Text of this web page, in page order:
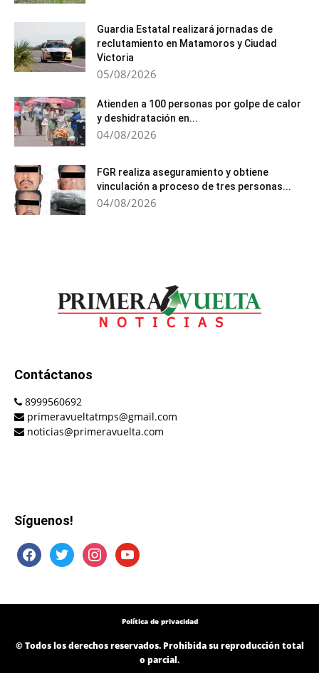
Guardia Estatal realizará jornadas de
reclutamiento en Matamoros y Ciudad
Victoria
05/08/2026
Atienden a 100 personas por golpe de calor
y deshidratación en...
04/08/2026
FGR realiza aseguramiento y obtiene
vinculación a proceso de tres personas...
04/08/2026
Contáctanos
8999560692
primeravueltatmps@gmail.com
noticias@primeravuelta.com
Síguenos!
facebooktwitter instagramyoutube
Política de privacidad
© Todos los derechos reservados. Prohibida su reproducción total
o parcial.